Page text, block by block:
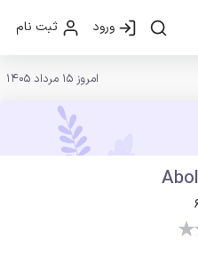
ورود ثبت نام
امروز 15 مرداد 1405